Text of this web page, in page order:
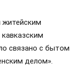
житейским
связано с бытом
делом».